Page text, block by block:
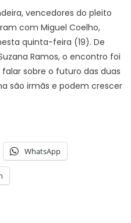
vencedores do pleito
com Miguel Coelho,
quinta-feira (19). De
Ramos, o encontro foi
sobre o futuro das duas
são irmãs e podem crescer
WhatsApp